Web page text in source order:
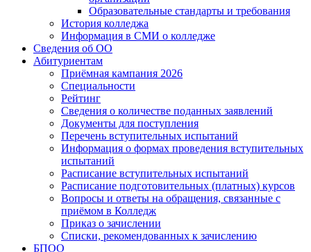
Образовательные стандарты и требования
История колледжа
Информация в СМИ о колледже
Сведения об ОО
Абитуриентам
Приёмная кампания 2026
Специальности
Рейтинг
Сведения о количестве поданных заявлений
Документы для поступления
Перечень вступительных испытаний
Информация о формах проведения вступительных
испытаний
Расписание вступительных испытаний
Расписание подготовительных (платных) курсов
Вопросы и ответы на обращения, связанные с
приёмом в Колледж
Приказ о зачислении
Списки, рекомендованных к зачислению
БПОО